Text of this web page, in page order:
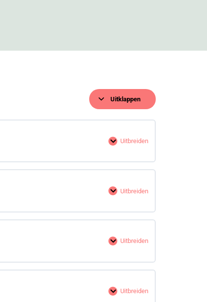
Uitklappen
Uitbreiden
Uitbreiden
Uitbreiden
Uitbreiden